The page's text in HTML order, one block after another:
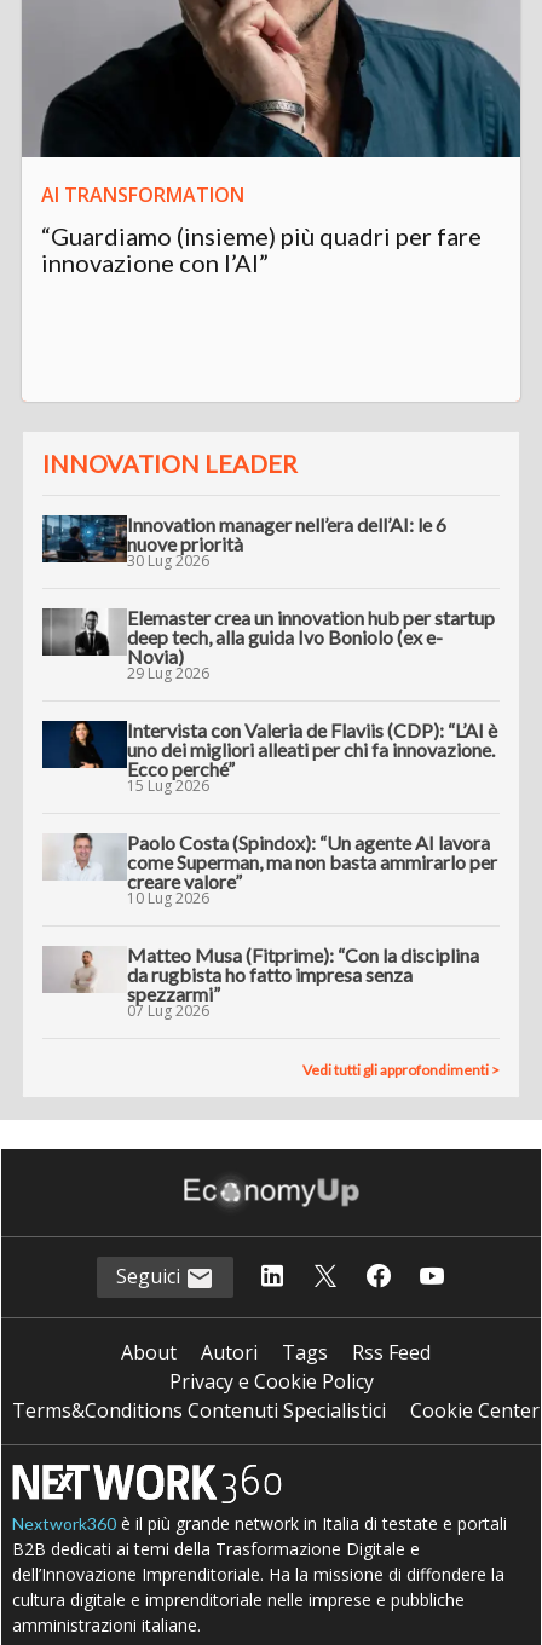
AI TRANSFORMATION
“Guardiamo (insieme) più quadri per fare
innovazione con l’AI”
INNOVATION LEADER
Innovation manager nell’era dell’AI: le 6
nuove priorità
30 Lug 2026
Elemaster crea un innovation hub per startup
deep tech, alla guida Ivo Boniolo (ex e-
Novia)
29 Lug 2026
Intervista con Valeria de Flaviis (CDP): “L’AI è
uno dei migliori alleati per chi fa innovazione.
Ecco perché”
15 Lug 2026
Paolo Costa (Spindox): “Un agente AI lavora
come Superman, ma non basta ammirarlo per
creare valore”
10 Lug 2026
Matteo Musa (Fitprime): “Con la disciplina
da rugbista ho fatto impresa senza
spezzarmi”
07 Lug 2026
Vedi tutti gli approfondimenti >
Seguici
About Autori Tags
Rss Feed
Privacy e Cookie Policy
Terms&Conditions Contenuti Specialistici
Cookie Center
Nextwork360 è il più grande network in Italia di testate e portali
B2B dedicati ai temi della Trasformazione Digitale e
dell’Innovazione Imprenditoriale. Ha la missione di diffondere la
cultura digitale e imprenditoriale nelle imprese e pubbliche
amministrazioni italiane.